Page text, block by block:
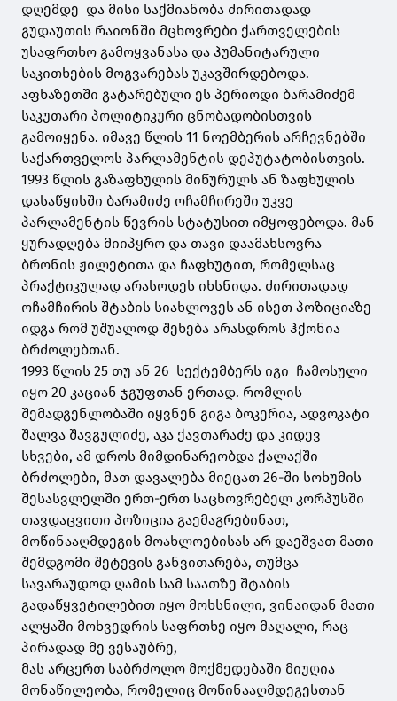
დღემდე და მისი საქმიანობა ძირითადად
გუდაუთის რაიონში მცხოვრები ქართველების
უსაფრთხო გამოყვანასა და ჰუმანიტარული
საკითხების მოგვარებას უკავშირდებოდა.
აფხაზეთში გატარებული ეს პერიოდი ბარამიძემ
საკუთარი პოლიტიკური ცნობადობისთვის
გამოიყენა. იმავე წლის 11 ნოემბერის არჩევნებში
საქართველოს პარლამენტის დეპუტატობისთვის.
1993 წლის გაზაფხულის მიწურულს ან ზაფხულის
დასაწყისში ბარამიძე ოჩამჩირეში უკვე
პარლამენტის წევრის სტატუსით იმყოფებოდა. მან
ყურადღება მიიპყრო და თავი დაამახსოვრა
ბრონის ჟილეტითა და ჩაფხუტით, რომელსაც
პრაქტიკულად არასოდეს იხსნიდა. ძირითადად
ოჩამჩირის შტაბის სიახლოვეს ან ისეთ პოზიციაზე
იდგა რომ უშუალოდ შეხება არასდროს ჰქონია
ბრძოლებთან.
1993 წლის 25 თუ ან 26 სექტემბერს იგი ჩამოსული
იყო 20 კაციან ჯგუფთან ერთად. რომლის
შემადგენლობაში იყვნენ გიგა ბოკერია, ადვოკატი
შალვა შავგულიძე, აკა ქავთარაძე და კიდევ
სხვები, ამ დროს მიმდინარეობდა ქალაქში
ბრძოლები, მათ დავალება მიეცათ 26-ში სოხუმის
შესასვლელში ერთ-ერთ საცხოვრებელ კორპუსში
თავდაცვითი პოზიცია გაემაგრებინათ,
მოწინააღმდეგის მოახლოებისას არ დაეშვათ მათი
შემდგომი შეტევის განვითარება, თუმცა
სავარაუდოდ ღამის სამ საათზე შტაბის
გადაწყვეტილებით იყო მოხსნილი, ვინაიდან მათი
ალყაში მოხვედრის საფრთხე იყო მაღალი, რაც
პირადად მე ვესაუბრე,
მას არცერთ საბრძოლო მოქმედებაში მიუღია
მონაწილეობა, რომელიც მოწინააღმდეგესთან